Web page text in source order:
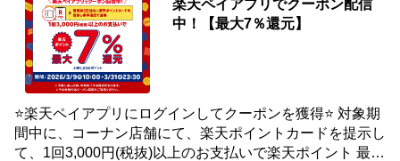
楽天ペイアプリでクーポン配信
中！【最大7％還元】
⭐楽天ペイアプリにログインしてクーポンを獲得⭐ 対象期
間中に、コーナン店舗にて、楽天ポイントカードを提示し
て、1回3,000円(税抜)以上のお支払いで楽天ポイント 最大